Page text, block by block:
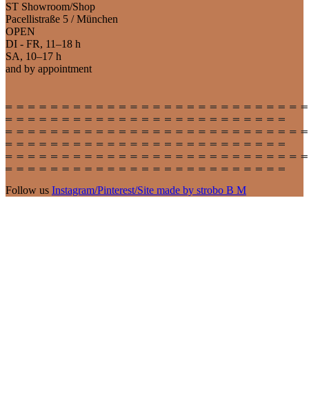
ST Showroom/Shop
Pacellistraße 5 / München
OPEN
DI - FR, 11–18 h
SA, 10–17 h
and by appointment
Follow us Instagram/Pinterest/Site made by strobo B M